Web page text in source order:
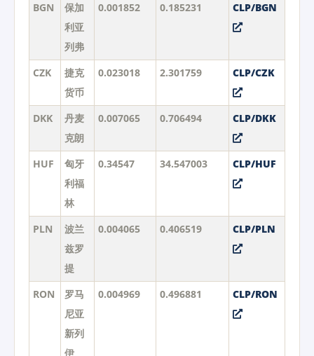
BGN
保加
利亚
列弗
0.001852 0.185231 CLP/BGN
CZK
捷克
货币
0.023018 2.301759 CLP/CZK
DKK
丹麦
克朗
0.007065 0.706494 CLP/DKK
HUF
匈牙
利福
林
0.34547 34.547003 CLP/HUF
PLN
波兰
兹罗
提
0.004065 0.406519 CLP/PLN
RON
罗马
尼亚
新列
伊
0.004969 0.496881 CLP/RON